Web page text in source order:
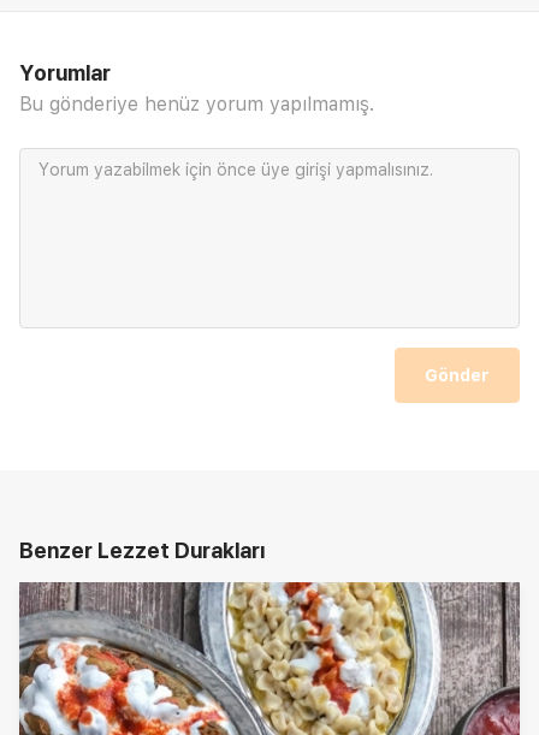
Yorumlar
Bu gönderiye henüz yorum yapılmamış.
Yorum yazabilmek için önce üye girişi yapmalısınız.
Gönder
Benzer Lezzet Durakları